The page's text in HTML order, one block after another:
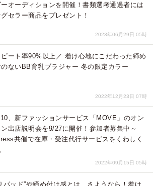
オーディションを開催！書類選考通過者には
グセラー商品をプレゼント！
2023年06月29日 05時
ピート率90%以上／ 着け心地にこだわった締め
ないBB育乳ブラジャー 冬の限定カラー
2022年12月23日 07時
、新ファッションサービス「MOVE」のオン
ン出店説明会を9/27に開催！参加者募集中～
共催で在庫・受注代行サービスをくわしく
2022年09月15日 05時
パッド”や締め付け感とは、さようなら！着け